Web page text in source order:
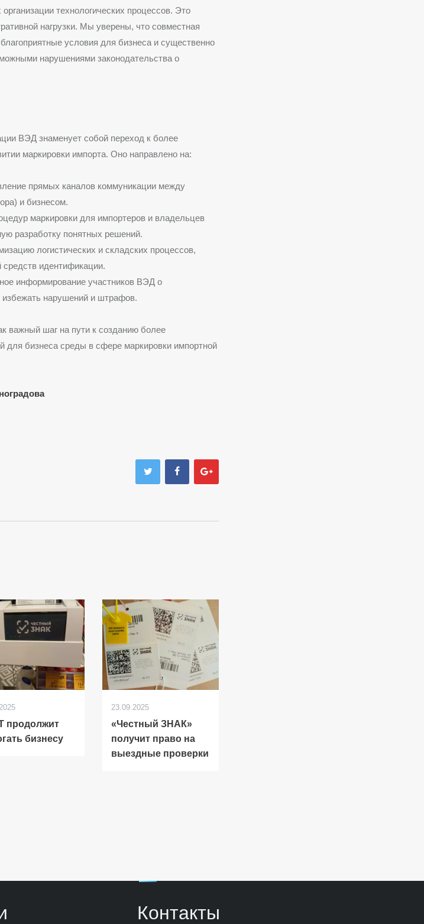
технологических процессов. Это
нагрузки. Мы уверены, что совместная
условия для бизнеса и существенно
нарушениями законодательства о
ВЭД знаменует собой переход к более
маркировки импорта. Оно направлено на:
прямых каналов коммуникации между
и бизнесом.
маркировки для импортеров и владельцев
разработку понятных решений.
логистических и складских процессов,
идентификации.
информирование участников ВЭД о
избежать нарушений и штрафов.
важный шаг на пути к созданию более
для бизнеса среды в сфере маркировки импортной
продолжит
бизнесу
23.09.2025
«Честный ЗНАК»
получит право на
выездные проверки
Контакты